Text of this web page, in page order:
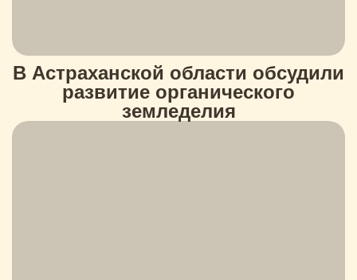
В Астраханской области обсудили
развитие органического
земледелия